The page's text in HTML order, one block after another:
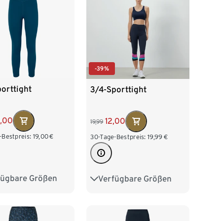
Bestpreis: 19,00€
Größen
34 S 36/38
-39%
3/4-Sporttight
19,99 12,00
30-Tage-Bestpreis: 19,99 €
Verfügbare Größen
XS 32/34 S 36/38